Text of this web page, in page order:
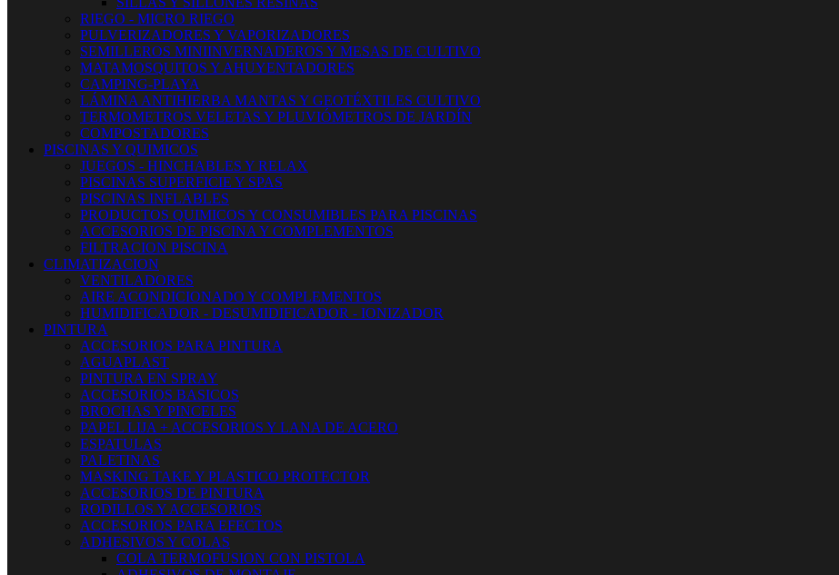
RIEGO - MICRO RIEGO
PULVERIZADORES Y VAPORIZADORES
SEMILLEROS MINIINVERNADEROS Y MESAS DE CULTIVO
MATAMOSQUITOS Y AHUYENTADORES
CAMPING-PLAYA
LÁMINA ANTIHIERBA MANTAS Y GEOTÉXTILES CULTIVO
TERMOMETROS VELETAS Y PLUVIÓMETROS DE JARDÍN
COMPOSTADORES
PISCINAS Y QUIMICOS
JUEGOS - HINCHABLES Y RELAX
PISCINAS SUPERFICIE Y SPAS
PISCINAS INFLABLES
PRODUCTOS QUIMICOS Y CONSUMIBLES PARA PISCINAS
ACCESORIOS DE PISCINA Y COMPLEMENTOS
FILTRACION PISCINA
CLIMATIZACION
VENTILADORES
AIRE ACONDICIONADO Y COMPLEMENTOS
HUMIDIFICADOR - DESUMIDIFICADOR - IONIZADOR
PINTURA
ACCESORIOS PARA PINTURA
AGUAPLAST
PINTURA EN SPRAY
ACCESORIOS BASICOS
BROCHAS Y PINCELES
PAPEL LIJA + ACCESORIOS Y LANA DE ACERO
ESPATULAS
PALETINAS
MASKING TAKE Y PLASTICO PROTECTOR
ACCESORIOS DE PINTURA
RODILLOS Y ACCESORIOS
ACCESORIOS PARA EFECTOS
ADHESIVOS Y COLAS
COLA TERMOFUSION CON PISTOLA